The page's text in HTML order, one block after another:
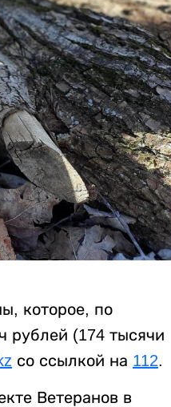
которое, по
рублей (174 тысячи
со ссылкой на 112.
Ветеранов в